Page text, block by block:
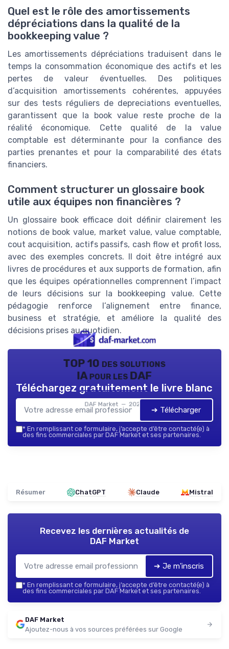
Quel est le rôle des amortissements
dépréciations dans la qualité de la
bookkeeping value ?
Les amortissements dépréciations traduisent dans le
temps la consommation économique des actifs et les
pertes de valeur éventuelles. Des politiques
d’acquisition amortissements cohérentes, appuyées
sur des tests réguliers de depreciations eventuelles,
garantissent que la book value reste proche de la
réalité économique. Cette qualité de la value
comptable est déterminante pour la confiance des
parties prenantes et pour la comparabilité des états
financiers.
Comment structurer un glossaire book
utile aux équipes non financières ?
Un glossaire book efficace doit définir clairement les
notions de book value, market value, value comptable,
cout acquisition, actifs passifs, cash flow et profit loss,
avec des exemples concrets. Il doit être intégré aux
livres de procédures et aux supports de formation, afin
que les équipes opérationnelles comprennent l’impact
de leurs décisions sur la bookkeeping value. Cette
pédagogie renforce l’alignement entre finance,
business et stratégie, et améliore la qualité des
décisions prises au quotidien.
TOP 10 des solutions
IA pour les DAF
DAF Market — 2026
Téléchargez gratuitement le livre blanc
➔ Télécharger
* En remplissant ce formulaire, j’accepte d’être contacté(e) à
des fins commerciales par DAF Market et ses partenaires.
Résumer ChatGPT Claude Mistral
Recevez les dernières actualités de
DAF Market
➔ Je m'inscris
* En remplissant ce formulaire, j’accepte d’être contacté(e) à
des fins commerciales par DAF Market et ses partenaires.
DAF Market
Ajoutez-nous à vos sources préférées sur Google